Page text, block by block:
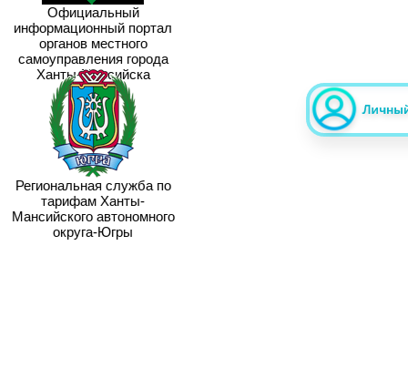
Официальный
информационный портал
органов местного
самоуправления города
Ханты-Мансийска
Региональная служба по
тарифам Ханты-
Мансийского автономного
округа-Югры